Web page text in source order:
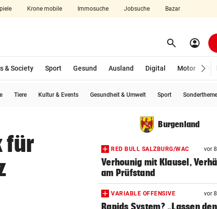
Krone mobile Immosuche Jobsuche Bazar
aufklappen search Suchen
account_circle
& Society Sport Gesund Ausland Digital Motor
Tiere Kultur & Events Gesundheit & Umwelt Sport
für
Burgenland
RED BULL SALZBURG/WAC vor
Verhounig mit Klausel,
am Prüfstand
VARIABLE OFFENSIVE vor
Rapids System? „Lassen den